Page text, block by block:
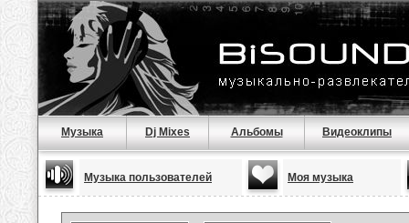
Музыка Dj Mixes Альбомы Видеоклипы
Музыка пользователей Моя музыка